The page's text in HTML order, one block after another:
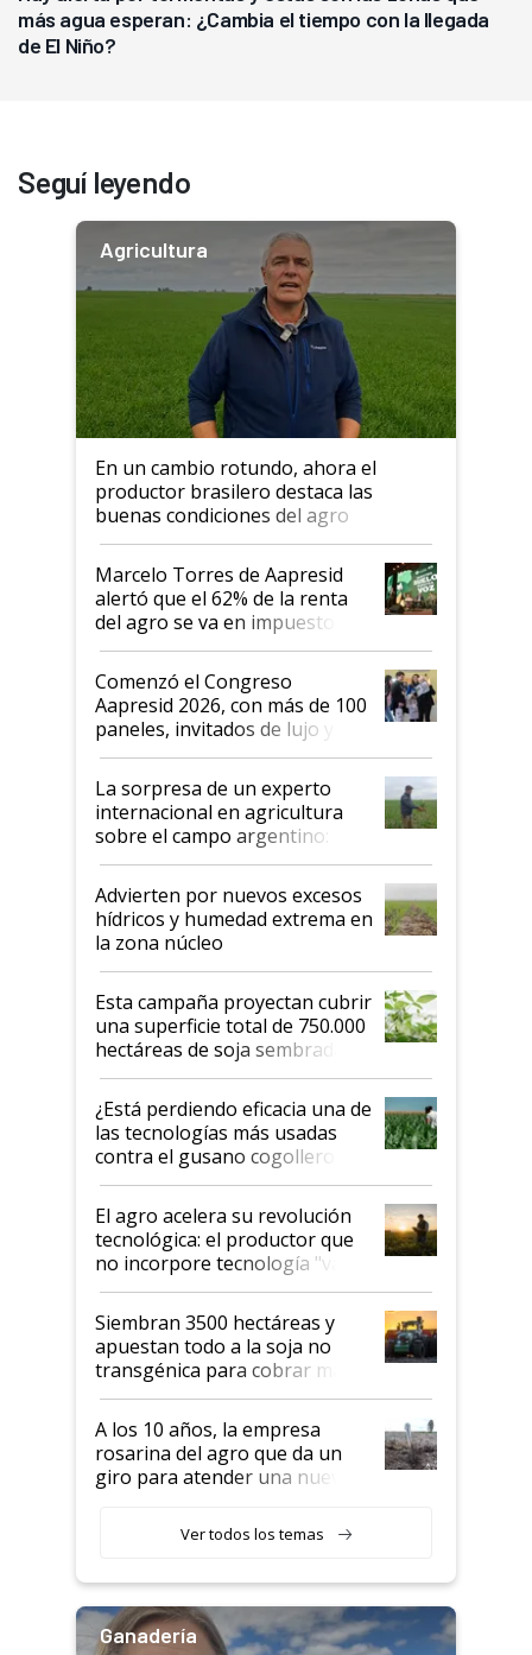
más agua esperan: ¿Cambia el tiempo con la llegada
de El Niño?
Seguí leyendo
Agricultura
En un cambio rotundo, ahora el
productor brasilero destaca las
buenas condiciones del agro
argentino para invertir: "Los veo
más motivados"
Marcelo Torres de Aapresid
alertó que el 62% de la renta
del agro se va en impuestos:
"No es bueno que en
Argentina se sigan discutiendo
las mismas cosas de hace 50
años"
Comenzó el Congreso
Aapresid 2026, con más de 100
paneles, invitados de lujo y
todas las tendencias
La sorpresa de un experto
internacional en agricultura
sobre el campo argentino:
"Estoy muy impresionado"
Advierten por nuevos excesos
hídricos y humedad extrema en
la zona núcleo
Esta campaña proyectan cubrir
una superficie total de 750.000
hectáreas de soja sembradas
con una nueva generación de
variedades que marcan un
salto tecnológico en genética y
rendimiento
¿Está perdiendo eficacia una de
las tecnologías más usadas
contra el gusano cogollero? El
desafío de una tecnología clave
El agro acelera su revolución
tecnológica: el productor que
no incorpore tecnología "va a
perder el tren"
Siembran 3500 hectáreas y
apuestan todo a la soja no
transgénica para cobrar más
por tonelada: compraron un
semillero
A los 10 años, la empresa
rosarina del agro que da un
giro para atender una nueva
Ver todos los temas
Ganadería